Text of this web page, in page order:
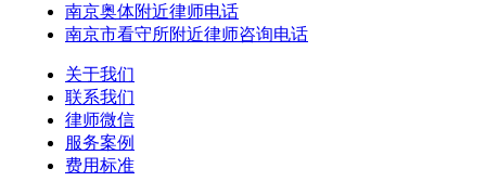
南京奥体附近律师电话
南京市看守所附近律师咨询电话
关于我们
联系我们
律师微信
服务案例
费用标准